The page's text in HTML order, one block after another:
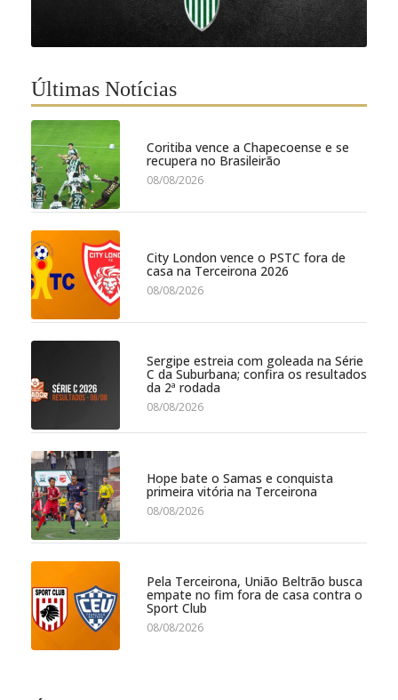
Últimas Notícias
Coritiba vence a Chapecoense e se
recupera no Brasileirão
08/08/2026
City London vence o PSTC fora de
casa na Terceirona 2026
08/08/2026
Sergipe estreia com goleada na Série
C da Suburbana; confira os resultados
da 2ª rodada
08/08/2026
Hope bate o Samas e conquista
primeira vitória na Terceirona
08/08/2026
Pela Terceirona, União Beltrão busca
empate no fim fora de casa contra o
Sport Club
08/08/2026